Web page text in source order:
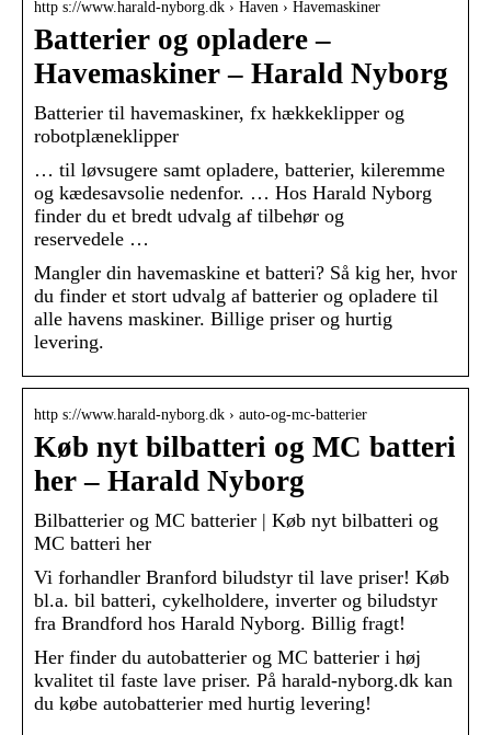
http s://www.harald-nyborg.dk › Haven › Havemaskiner
Batterier og opladere –
Havemaskiner – Harald Nyborg
Batterier til havemaskiner, fx hækkeklipper og
robotplæneklipper
… til løvsugere samt opladere, batterier, kileremme
og kædesavsolie nedenfor. … Hos Harald Nyborg
finder du et bredt udvalg af tilbehør og
reservedele …
Mangler din havemaskine et batteri? Så kig her, hvor
du finder et stort udvalg af batterier og opladere til
alle havens maskiner. Billige priser og hurtig
levering.
http s://www.harald-nyborg.dk › auto-og-mc-batterier
Køb nyt bilbatteri og MC batteri
her – Harald Nyborg
Bilbatterier og MC batterier | Køb nyt bilbatteri og
MC batteri her
Vi forhandler Branford biludstyr til lave priser! Køb
bl.a. bil batteri, cykelholdere, inverter og biludstyr
fra Brandford hos Harald Nyborg. Billig fragt!
Her finder du autobatterier og MC batterier i høj
kvalitet til faste lave priser. På harald-nyborg.dk kan
du købe autobatterier med hurtig levering!